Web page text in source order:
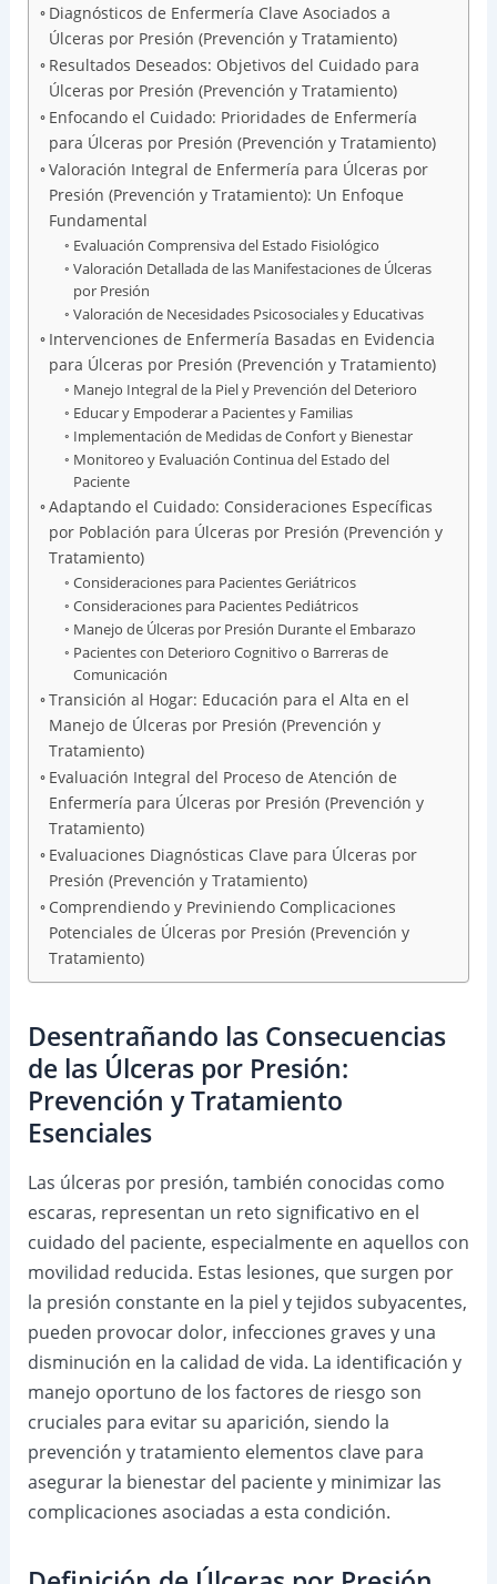
Diagnósticos de Enfermería Clave Asociados a
Úlceras por Presión (Prevención y Tratamiento)
Resultados Deseados: Objetivos del Cuidado para
Úlceras por Presión (Prevención y Tratamiento)
Enfocando el Cuidado: Prioridades de Enfermería
para Úlceras por Presión (Prevención y Tratamiento)
Valoración Integral de Enfermería para Úlceras por
Presión (Prevención y Tratamiento): Un Enfoque
Fundamental
Evaluación Comprensiva del Estado Fisiológico
Valoración Detallada de las Manifestaciones de Úlceras
por Presión
Valoración de Necesidades Psicosociales y Educativas
Intervenciones de Enfermería Basadas en Evidencia
para Úlceras por Presión (Prevención y Tratamiento)
Manejo Integral de la Piel y Prevención del Deterioro
Educar y Empoderar a Pacientes y Familias
Implementación de Medidas de Confort y Bienestar
Monitoreo y Evaluación Continua del Estado del
Paciente
Adaptando el Cuidado: Consideraciones Específicas
por Población para Úlceras por Presión (Prevención y
Tratamiento)
Consideraciones para Pacientes Geriátricos
Consideraciones para Pacientes Pediátricos
Manejo de Úlceras por Presión Durante el Embarazo
Pacientes con Deterioro Cognitivo o Barreras de
Comunicación
Transición al Hogar: Educación para el Alta en el
Manejo de Úlceras por Presión (Prevención y
Tratamiento)
Evaluación Integral del Proceso de Atención de
Enfermería para Úlceras por Presión (Prevención y
Tratamiento)
Evaluaciones Diagnósticas Clave para Úlceras por
Presión (Prevención y Tratamiento)
Comprendiendo y Previniendo Complicaciones
Potenciales de Úlceras por Presión (Prevención y
Tratamiento)
Desentrañando las Consecuencias
de las Úlceras por Presión:
Prevención y Tratamiento
Esenciales
Las úlceras por presión, también conocidas como
escaras, representan un reto significativo en el
cuidado del paciente, especialmente en aquellos con
movilidad reducida. Estas lesiones, que surgen por
la presión constante en la piel y tejidos subyacentes,
pueden provocar dolor, infecciones graves y una
disminución en la calidad de vida. La identificación y
manejo oportuno de los factores de riesgo son
cruciales para evitar su aparición, siendo la
prevención y tratamiento elementos clave para
asegurar la bienestar del paciente y minimizar las
complicaciones asociadas a esta condición.